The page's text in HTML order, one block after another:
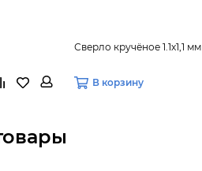
Сверло кручёное 1.1х1,1 мм
В корзину